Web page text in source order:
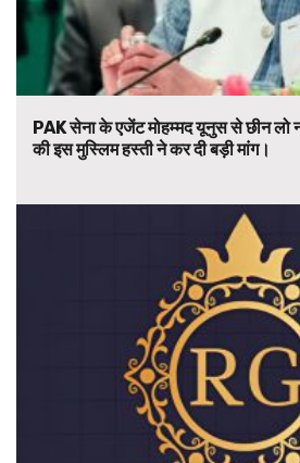
PAK सेना के एजेंट मोहम्मद यूनुस से छीन लो
की इस मुस्लिम हस्ती ने कर दी बड़ी मांग।